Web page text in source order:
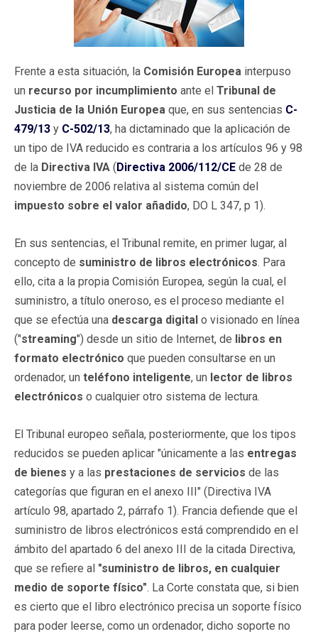
Frente a esta situación, la Comisión Europea interpuso
un recurso por incumplimiento ante el Tribunal de
Justicia de la Unión Europea que, en sus sentencias C-
479/13 y C-502/13, ha dictaminado que la aplicación de
un tipo de IVA reducido es contraria a los artículos 96 y 98
de la Directiva IVA (Directiva 2006/112/CE de 28 de
noviembre de 2006 relativa al sistema común del
impuesto sobre el valor añadido, DO L 347, p 1).
En sus sentencias, el Tribunal remite, en primer lugar, al
concepto de suministro de libros electrónicos. Para
ello, cita a la propia Comisión Europea, según la cual, el
suministro, a título oneroso, es el proceso mediante el
que se efectúa una descarga digital o visionado en línea
("streaming") desde un sitio de Internet, de libros en
formato electrónico que pueden consultarse en un
ordenador, un teléfono inteligente, un lector de libros
electrónicos o cualquier otro sistema de lectura.
El Tribunal europeo señala, posteriormente, que los tipos
reducidos se pueden aplicar "únicamente a las entregas
de bienes y a las prestaciones de servicios de las
categorías que figuran en el anexo III" (Directiva IVA
artículo 98, apartado 2, párrafo 1). Francia defiende que el
suministro de libros electrónicos está comprendido en el
ámbito del apartado 6 del anexo III de la citada Directiva,
que se refiere al "suministro de libros, en cualquier
medio de soporte físico". La Corte constata que, si bien
es cierto que el libro electrónico precisa un soporte físico
para poder leerse, como un ordenador, dicho soporte no